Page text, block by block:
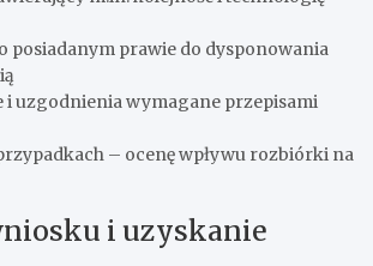
posiadanym prawie do dysponowania
i uzgodnienia wymagane przepisami
– ocenę wpływu rozbiórki na
i uzyskanie